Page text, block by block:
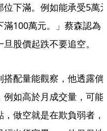
下滿。例如能承受5萬
100萬元。」蔡森認為
股價起跌不要追空。
配量能觀察，他透露倘
如高於月成交量，可能
做空就是在欺負弱者，